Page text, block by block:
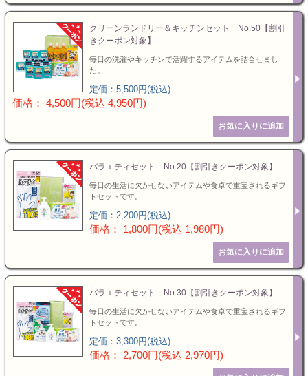
クリーンランドリー＆キッチンセット No.50【割引
きクーポン対象】
毎日の洗濯やキッチンで活躍するアイテムを詰合せまし
た。
定価： 5,500円(税込)
価格： 4,500円(税込 4,950円)
バラエティセット No.20【割引きクーポン対象】
毎日の生活に欠かせないアイテムや食卓で重宝されるギフ
トセットです。
定価： 2,200円(税込)
価格： 1,800円(税込 1,980円)
バラエティセット No.30【割引きクーポン対象】
毎日の生活に欠かせないアイテムや食卓で重宝されるギフ
トセットです。
定価： 3,300円(税込)
価格： 2,700円(税込 2,970円)